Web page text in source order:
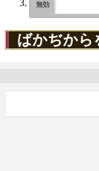
ばかぢから